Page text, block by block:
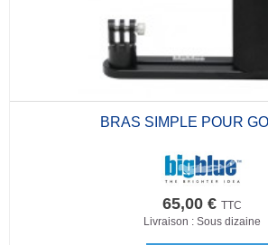
BRAS SIMPLE POUR
65,00 € TTC
Livraison : Sous dizaine